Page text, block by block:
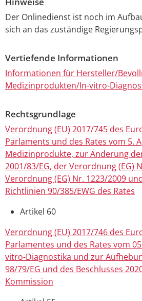
Der Onlinedienst ist noch im
sich an das zuständige
Vertiefende Informationen
Informationen für Hersteller/
Medizinprodukten/In-vitro-
Rechtsgrundlage
Verordnung (EU) 2017/745 des
Parlaments und des Rates vom 5.
Medizinprodukte, zur Änderung
2001/83/EG, der Verordnung (EG)
Verordnung (EG) Nr. 1223/2009
Richtlinien 90/385/EWG des Rates
Artikel 60
Verordnung (EU) 2017/746 des
Parlamentes und des Rates vom
vitro-Diagnostika und zur
98/79/EG und des Beschlusses
Kommission